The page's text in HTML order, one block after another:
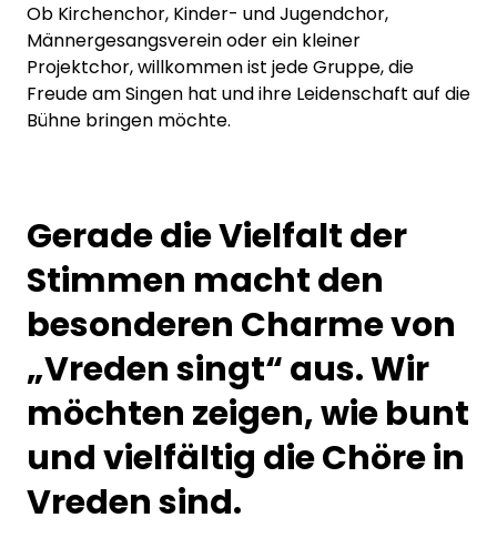
Ob Kirchenchor, Kinder- und Jugendchor,
Männergesangsverein oder ein kleiner
Projektchor, willkommen ist jede Gruppe, die
Freude am Singen hat und ihre Leidenschaft auf die
Bühne bringen möchte.
Gerade die Vielfalt der
Stimmen macht den
besonderen Charme von
„Vreden singt“ aus. Wir
möchten zeigen, wie bunt
und vielfältig die Chöre in
Vreden sind.